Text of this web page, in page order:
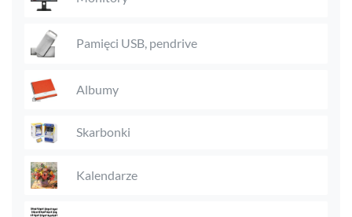
Pamięci USB, pendrive
Albumy
Skarbonki
Kalendarze